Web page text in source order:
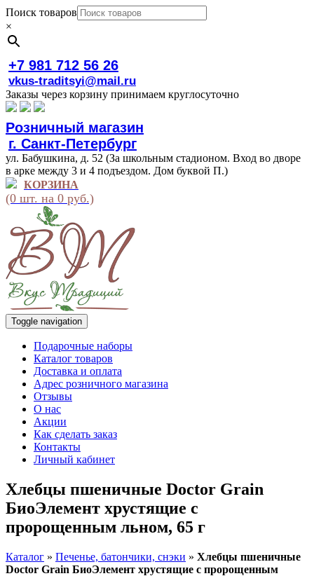
Поиск товаров
×
+7 981 712 56 26
vkus-traditsyi@mail.ru
Заказы через корзину принимаем круглосуточно
Розничный магазин
г. Санкт-Петербург
ул. Бабушкина, д. 52 (За школьным стадионом. Вход во дворе
в арке между 3 и 4 подъездом. Дом буквой П.)
КОРЗИНА
(0 шт. на 0 руб.)
Toggle navigation
Подарочные наборы
Каталог товаров
Доставка и оплата
Адрес розничного магазина
Отзывы
О нас
Акции
Как сделать заказ
Контакты
Личный кабинет
Хлебцы пшеничные Doctor Grain
БиоЭлемент хрустящие с
пророщенным льном, 65 г
Каталог » Печенье, батончики, снэки » Хлебцы пшеничные
Doctor Grain БиоЭлемент хрустящие с пророщенным